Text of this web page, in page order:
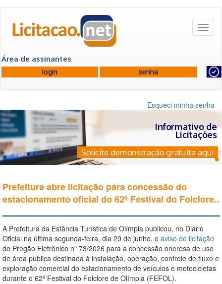
Área de assinantes
Esqueci minha senha
Informativo de
Licitações
Solicite demonstração gratuita aqui
Prefeitura abre licitação para concessão do
estacionamento oficial do 62º Festival do Folclore..
A Prefeitura da Estância Turística de Olímpia publicou, no Diário
Oficial na última segunda-feira, dia 29 de junho, o aviso de licitação
do Pregão Eletrônico nº 73/2026 para a concessão onerosa de uso
de área pública destinada à instalação, operação, controle de fluxo e
exploração comercial do estacionamento de veículos e motocicletas
durante o 62º Festival do Folclore de Olímpia (FEFOL).